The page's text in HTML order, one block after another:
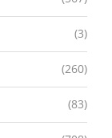
(3)
(260)
(83)